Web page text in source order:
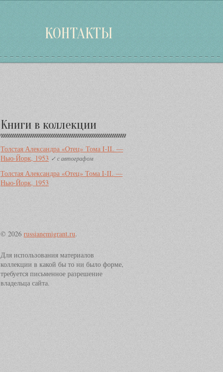
КОНТАКТЫ
Дополнительная
информация
Книги в коллекции
Толстая Александра «Отец» Тома I-II. —
Нью-Йорк, 1953 ✓ с автографом
Толстая Александра «Отец» Тома I-II. —
Нью-Йорк, 1953
© 2026 russianemigrant.ru.
Для использования материалов
коллекции в какой бы то ни было форме,
требуется письменное разрешение
владельца сайта.